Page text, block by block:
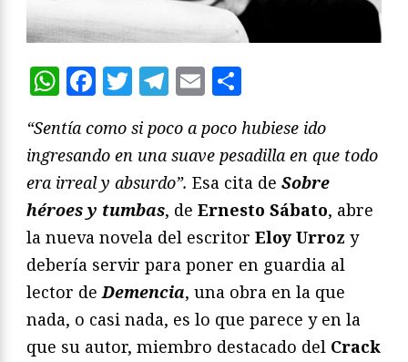
WhatsApp
Facebook
Twitter
Telegram
Email
“Sentía como si poco a poco hubiese ido
ingresando en una suave pesadilla en que todo
era irreal y absurdo”. Esa cita de Sobre
héroes y tumbas, de Ernesto Sábato, abre
la nueva novela del escritor Eloy Urroz y
debería servir para poner en guardia al
lector deDemencia, una obra en la que
nada, o casi nada, es lo que parece y en la
que su autor, miembro destacado del Crack